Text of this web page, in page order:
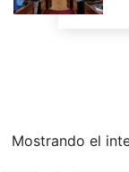
Mostrando el